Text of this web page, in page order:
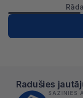
Rāda
Radušies
SAZINIES